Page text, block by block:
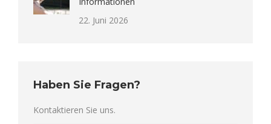
22. Juni 2026
Haben Sie Fragen?
Kontaktieren Sie uns.